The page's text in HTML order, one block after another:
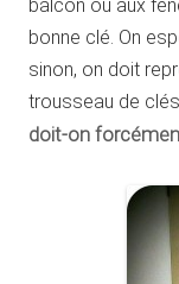
balcon ou aux
bonne clé. On
sinon, on doit
trousseau de
doit-on